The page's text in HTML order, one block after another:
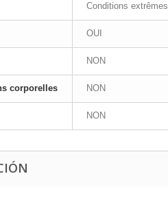
Conditions extrêmes
OUI
NON
corporelles NON
NON